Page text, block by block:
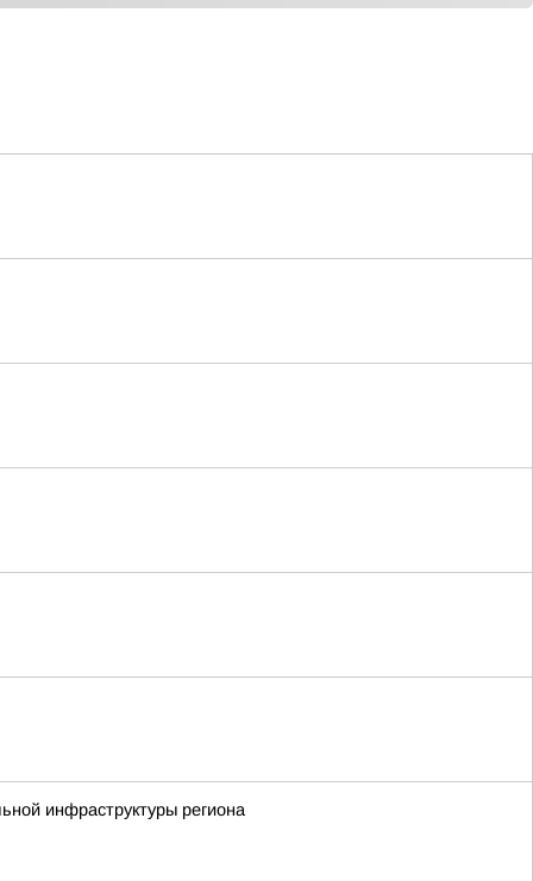
инфраструктуры региона